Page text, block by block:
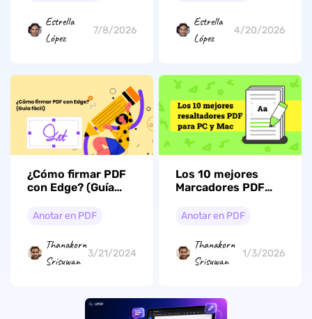
Estrella
López
7/8/2026
Estrella
López
4/20/2026
¿Cómo firmar PDF
con Edge? (Guía
Anotar en PDF
Thanakorn
Srisuwan
3/21/2024
Los 10 mejores
Marcadores PDF
2026
Anotar en PDF
Thanakorn
Srisuwan
1/3/2026